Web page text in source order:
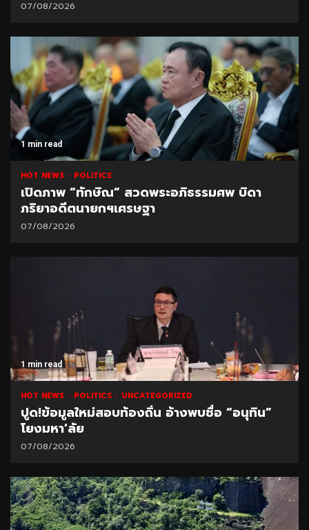
07/08/2026
1 min read
HOT NEWS POLITICS
เปิดภาพ “ทักษิณ” สวดพระอภิธรรมศพ บิดา
ภริยาอดีตนายกฯเศรษฐา
07/08/2026
1 min read
HOT NEWS POLITICS UNCATEGORIZED
ปูด!ข้อมูลใหม่สอบท้องถิ่น อ้างพบชื่อ “อนุทิน”
โยงมหา’ลัย
07/08/2026